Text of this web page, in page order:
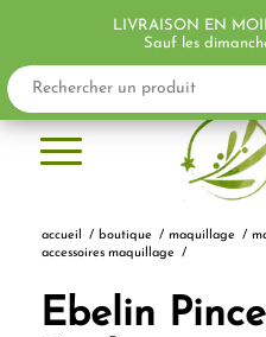
accueil / boutique / maquillage /
accessoires maquillage
/
Ebelin
LIVRAISON EN
Sauf les